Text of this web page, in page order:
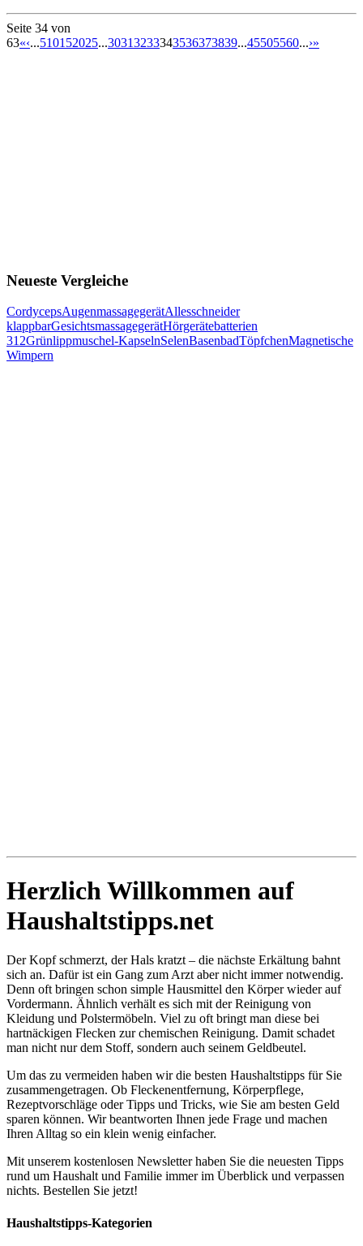
Seite 34 von
63«‹...510152025...30313233343536373839...45505560...›»
Neueste Vergleiche
CordycepsAugenmassagegerätAllesschneider
klappbarGesichtsmassagegerätHörgerätebatterien
312Grünlippmuschel-KapselnSelenBasenbadTöpfchenMagnetische
Wimpern
Herzlich Willkommen auf
Haushaltstipps.net
Der Kopf schmerzt, der Hals kratzt – die nächste Erkältung bahnt
sich an. Dafür ist ein Gang zum Arzt aber nicht immer notwendig.
Denn oft bringen schon simple Hausmittel den Körper wieder auf
Vordermann. Ähnlich verhält es sich mit der Reinigung von
Kleidung und Polstermöbeln. Viel zu oft bringt man diese bei
hartnäckigen Flecken zur chemischen Reinigung. Damit schadet
man nicht nur dem Stoff, sondern auch seinem Geldbeutel.
Um das zu vermeiden haben wir die besten Haushaltstipps für Sie
zusammengetragen. Ob Fleckenentfernung, Körperpflege,
Rezeptvorschläge oder Tipps und Tricks, wie Sie am besten Geld
sparen können. Wir beantworten Ihnen jede Frage und machen
Ihren Alltag so ein klein wenig einfacher.
Mit unserem kostenlosen Newsletter haben Sie die neuesten Tipps
rund um Haushalt und Familie immer im Überblick und verpassen
nichts. Bestellen Sie jetzt!
Haushaltstipps-Kategorien